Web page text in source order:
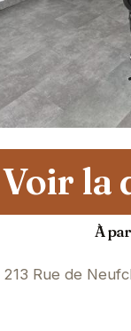
Voir la
À
213 Rue de